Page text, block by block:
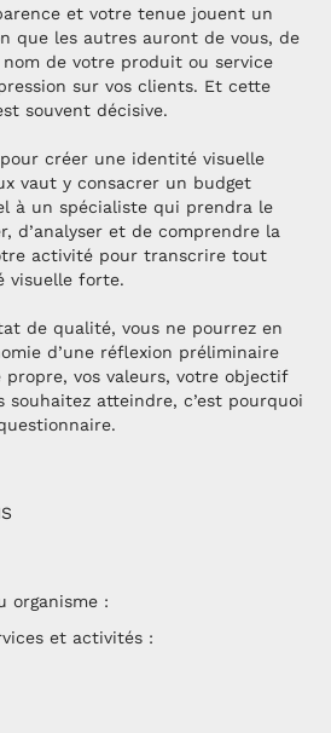
et votre tenue jouent un
que les autres auront de vous, de
de votre produit ou service
sur vos clients. Et cette
souvent décisive.
créer une identité visuelle
vaut y consacrer un budget
à un spécialiste qui prendra le
d’analyser et de comprendre la
activité pour transcrire tout
visuelle forte.
de qualité, vous ne pourrez en
d’une réflexion préliminaire
vos valeurs, votre objectif
atteindre, c’est pourquoi
organisme :
et activités :